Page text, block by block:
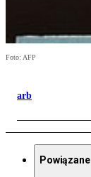
Foto: AFP
arb
Powiązane